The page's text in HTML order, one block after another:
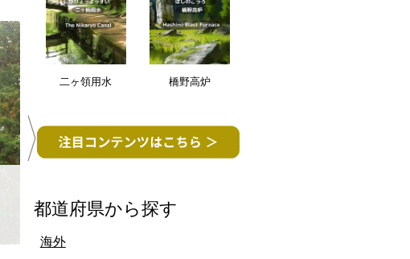
沖縄県
柴島駅 改修
二ヶ領用水 橋野高炉
都道府県から探す
海外